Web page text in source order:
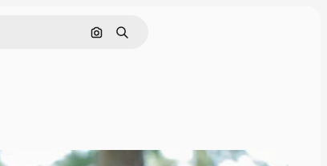
Поиск по изображению
Поиск